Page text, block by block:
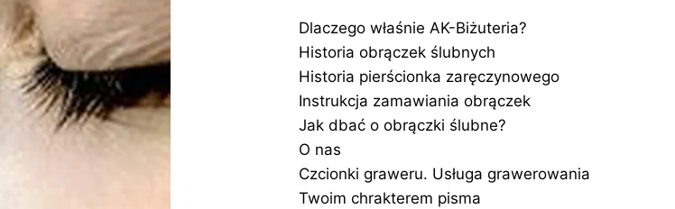
Dlaczego właśnie AK-Biżuteria?
Historia obrączek ślubnych
Historia pierścionka zaręczynowego
Instrukcja zamawiania obrączek
Jak dbać o obrączki ślubne?
O nas
Czcionki graweru. Usługa grawerowania
Twoim chrakterem pisma